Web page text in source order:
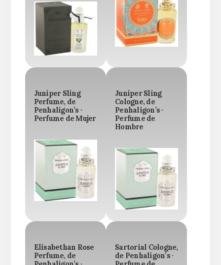
Juniper Sling
Perfume, de
Penhaligon’s ·
Perfume de Mujer
Juniper Sling
Cologne, de
Penhaligon’s ·
Perfume de
Hombre
Elisabethan Rose
Perfume, de
Sartorial Cologne,
de Penhaligon’s ·